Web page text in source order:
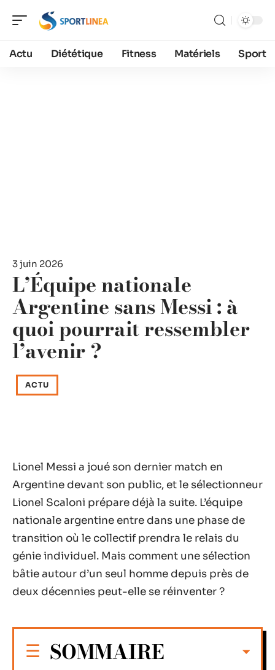
Actu Diététique Fitness Matériels Sport
3 juin 2026
L’Équipe nationale
Argentine sans Messi : à
quoi pourrait ressembler
l’avenir ?
ACTU
Lionel Messi a joué son dernier match en
Argentine devant son public, et le sélectionneur
Lionel Scaloni prépare déjà la suite. L’équipe
nationale argentine entre dans une phase de
transition où le collectif prendra le relais du
génie individuel. Mais comment une sélection
bâtie autour d’un seul homme depuis près de
deux décennies peut-elle se réinventer ?
SOMMAIRE